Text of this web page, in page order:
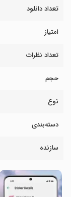
تعداد دانلود
امتیاز
تعداد نظرات
حجم
نوع
دسته‌بندی
سازنده